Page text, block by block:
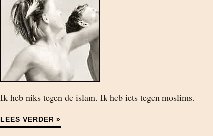
Ik heb niks tegen de islam. Ik heb iets tegen moslims.
LEES VERDER »